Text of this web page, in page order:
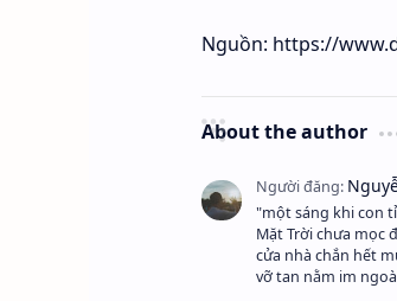
Nguồn: https://
About the author
"một sáng khi con
Mặt Trời chưa mọc
cửa nhà chắn hết
vỡ tan nằm im